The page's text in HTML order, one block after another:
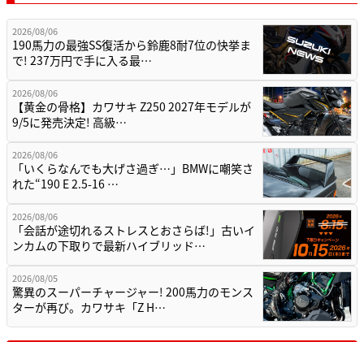
2026/08/06
190馬力の最強SS復活から鈴鹿8耐7位の快挙ま
で! 237万円で手に入る最…
2026/08/06
【黄金の骨格】カワサキ Z250 2027年モデルが
9/5に発売決定! 高級…
2026/08/06
「いくらなんでも大げさ過ぎ…」BMWに嘲笑さ
れた“190 E 2.5-16 …
2026/08/06
「会話が途切れるストレスとおさらば!」古いイ
ンカムの下取りで最新ハイブリッド…
2026/08/05
驚異のスーパーチャージャー! 200馬力のモンス
ターが再び。カワサキ「Z H…